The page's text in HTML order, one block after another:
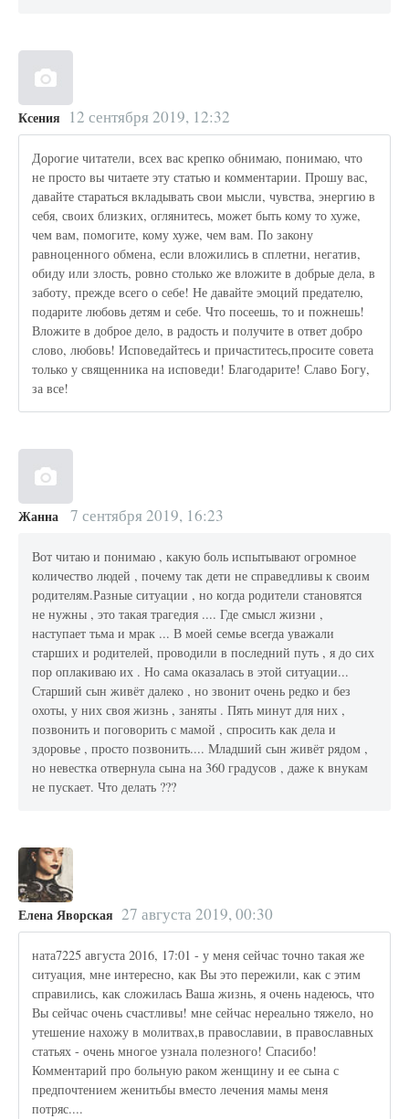
Ксения 12 сентября 2019, 12:32
Дорогие читатели, всех вас крепко обнимаю, понимаю, что
не просто вы читаете эту статью и комментарии. Прошу вас,
давайте стараться вкладывать свои мысли, чувства, энергию в
себя, своих близких, оглянитесь, может быть кому то хуже,
чем вам, помогите, кому хуже, чем вам. По закону
равноценного обмена, если вложились в сплетни, негатив,
обиду или злость, ровно столько же вложите в добрые дела, в
заботу, прежде всего о себе! Не давайте эмоций предателю,
подарите любовь детям и себе. Что посеешь, то и пожнешь!
Вложите в доброе дело, в радость и получите в ответ добро
слово, любовь! Исповедайтесь и причаститесь,просите совета
только у священника на исповеди! Благодарите! Славо Богу,
за все!
Жанна 7 сентября 2019, 16:23
Вот читаю и понимаю , какую боль испытывают огромное
количество людей , почему так дети не справедливы к своим
родителям.Разные ситуации , но когда родители становятся
не нужны , это такая трагедия .... Где смысл жизни ,
наступает тьма и мрак ... В моей семье всегда уважали
старших и родителей, проводили в последний путь , я до сих
пор оплакиваю их . Но сама оказалась в этой ситуации...
Старший сын живёт далеко , но звонит очень редко и без
охоты, у них своя жизнь , заняты . Пять минут для них ,
позвонить и поговорить с мамой , спросить как дела и
здоровье , просто позвонить.... Младший сын живёт рядом ,
но невестка отвернула сына на 360 градусов , даже к внукам
не пускает. Что делать ???
Елена Яворская 27 августа 2019, 00:30
ната7225 августа 2016, 17:01 - у меня сейчас точно такая же
ситуация, мне интересно, как Вы это пережили, как с этим
справились, как сложилась Ваша жизнь, я очень надеюсь, что
Вы сейчас очень счастливы! мне сейчас нереально тяжело, но
утешение нахожу в молитвах,в православии, в православных
статьях - очень многое узнала полезного! Спасибо!
Комментарий про больную раком женщину и ее сына с
предпочтением женитьбы вместо лечения мамы меня
потряс....